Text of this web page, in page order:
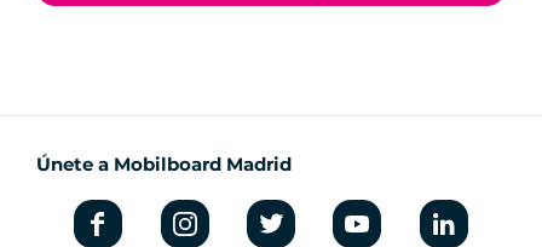
Únete a Mobilboard Madrid